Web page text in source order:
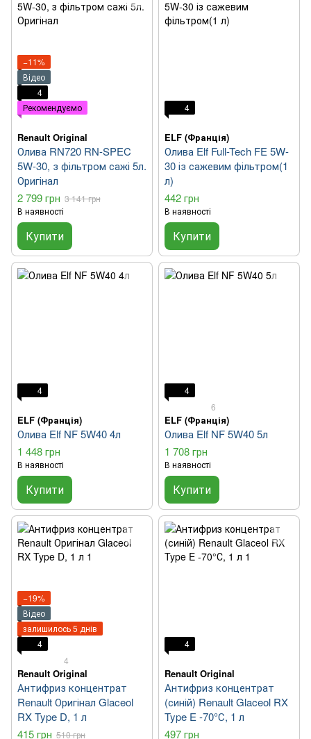
−11%
Відео
4
Рекомендуємо
Renault Original
Олива RN720 RN-SPEC
5W-30, з фільтром сажі 5л.
Оригінал
2 799 грн 3 141 грн
В наявності
Купити
4
ELF (Франція)
Олива Elf Full-Tech FE 5W-
30 із сажевим фільтром(1
л)
442 грн
В наявності
Купити
4
ELF (Франція)
Олива Elf NF 5W40 4л
1 448 грн
В наявності
Купити
4
6
ELF (Франція)
Олива Elf NF 5W40 5л
1 708 грн
В наявності
Купити
−19%
Відео
залишилось 5 днів
4
4
Renault Original
Антифриз концентрат
Renault Оригінал Glaceol
RX Type D, 1 л
415 грн 510 грн
4
Renault Original
Антифриз концентрат
(синій) Renault Glaceol RX
Type E -70°С, 1 л
497 грн